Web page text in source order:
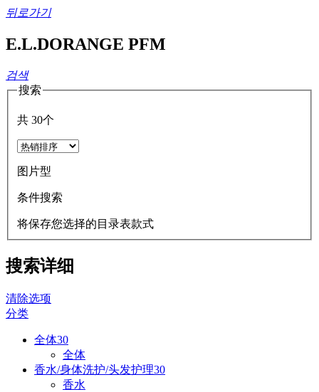
뒤로가기
E.L.DORANGE PFM
검색
搜索
共 30个
图片型
条件搜索
将保存您选择的目录表款式
搜索详细
清除选项
分类
全体30
全体
香水/身体洗护/头发护理30
香水